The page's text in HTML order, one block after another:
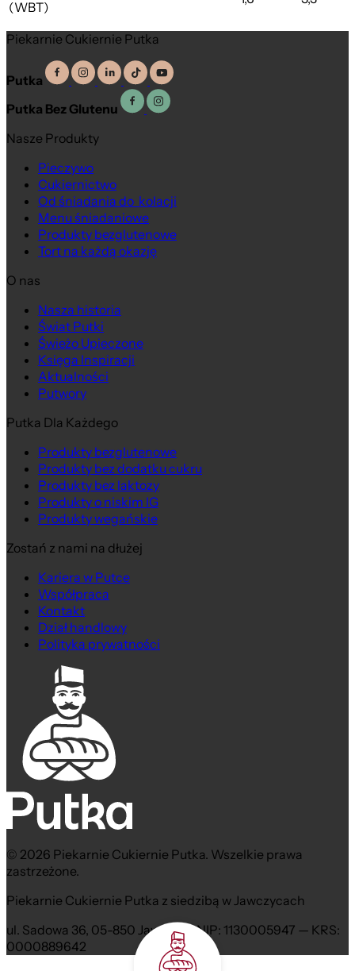
(WBT)
Piekarnie Cukiernie Putka
Putka
Putka Bez Glutenu
Nasze Produkty
Pieczywo
Cukiernictwo
Od śniadania do kolacji
Menu śniadaniowe
Produkty bezglutenowe
Tort na każdą okazję
O nas
Nasza historia
Świat Putki
Świeżo Upieczone
Księga Inspiracji
Aktualności
Putwory
Putka Dla Każdego
Produkty bezglutenowe
Produkty bez dodatku cukru
Produkty bez laktozy
Produkty o niskim IG
Produkty wegańskie
Zostań z nami na dłużej
Kariera w Putce
Współpraca
Kontakt
Dział handlowy
Polityka prywatności
© 2026 Piekarnie Cukiernie Putka. Wszelkie prawa
zastrzeżone.
Piekarnie Cukiernie Putka z siedzibą w Jawczycach
ul. Sadowa 36, 05-850 Jawczyce NIP: 1130005947 — KRS:
0000889642